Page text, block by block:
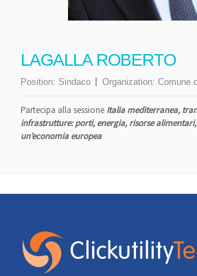
LAGALLA ROBERTO
Position: Sindaco Organization: Comune
Partecipa alla sessione Italia mediterranea,
infrastrutture: porti, energia, risorse
un’economia europea